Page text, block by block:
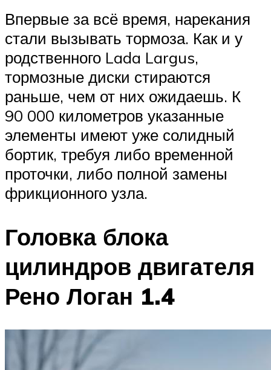
Впервые за всё время, нарекания
стали вызывать тормоза. Как и у
родственного Lada Largus,
тормозные диски стираются
раньше, чем от них ожидаешь. К
90 000 километров указанные
элементы имеют уже солидный
бортик, требуя либо временной
проточки, либо полной замены
фрикционного узла.
Головка блока
цилиндров двигателя
Рено Логан 1.4